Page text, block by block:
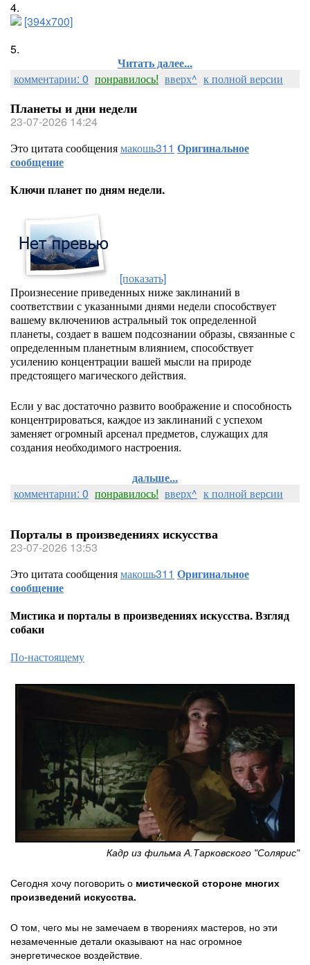
4.
[394x700]
5.
Читать далее...
комментарии: 0 понравилось! вверх^ к полной версии
Планеты и дни недели
23-07-2026 14:24
Это цитата сообщениямакошь311 Оригинальное
сообщение
Ключи планет по дням недели.
[показать]
Произнесение приведенных ниже заклинаний в
соответствии с указанными днями недели способствует
вашему включениюв астральный ток определенной
планеты, создает в вашем подсознании образы, связанные с
определенным планетным влиянием, способствует
усилению концентрации вашей мысли на природе
предстоящего магического действия.
Если у вас достаточно развито воображение и способность
концентрироваться, каждое из заклинаний с успехом
заменяет огромный арсенал предметов, служащих для
создания необходимого настроения.
дальше...
комментарии: 0 понравилось! вверх^ к полной версии
Порталы в произведениях искусства
23-07-2026 13:53
Это цитата сообщениямакошь311 Оригинальное
сообщение
Мистика и порталы в произведениях искусства. Взгляд
собаки
По-настоящему
Кадр из фильма А.Тарковского "Солярис"
Сегодня хочу поговорить о мистической стороне многих
произведений искусства.
О том, чего мы не замечаем в творениях мастеров, но эти
незамеченные детали оказывают на нас огромное
энергетическое воздействие.